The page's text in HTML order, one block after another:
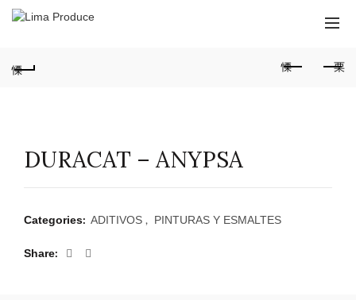
DURACAT – ANYPSA
Categories: ADITIVOS, PINTURAS Y ESMALTES
Share